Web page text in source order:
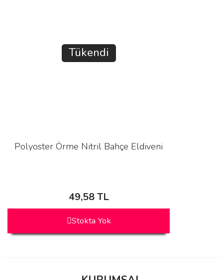
Tükendi
Polyoster Örme Nitril Bahçe Eldiveni
49,58 TL
Stokta Yok